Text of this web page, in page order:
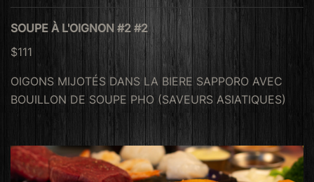
SOUPE À L'OIGNON #2 #2
$111
OIGONS MIJOTÉS DANS LA BIERE SAPPORO AVEC
BOUILLON DE SOUPE PHO (SAVEURS ASIATIQUES)